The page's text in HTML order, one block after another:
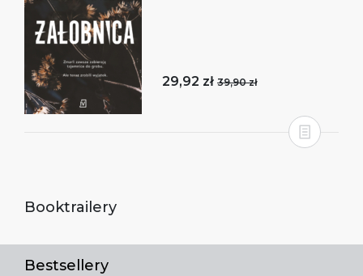
29,92 zł 39,90 zł
Booktrailery
Bestsellery